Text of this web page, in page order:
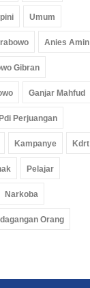
Umum
Anies Amin
Gibran
Ganjar Mahfud
Perjuangan
Kampanye Kdrt
Pelajar
Narkoba
Orang